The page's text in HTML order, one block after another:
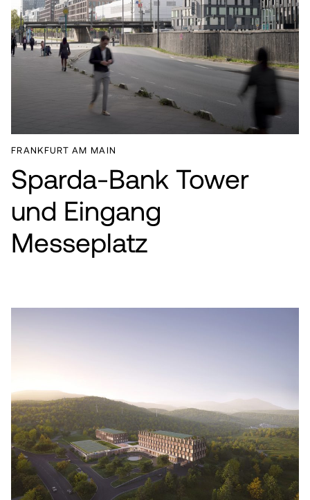
FRANKFURT AM MAIN
Sparda-Bank Tower
und Eingang
Messeplatz